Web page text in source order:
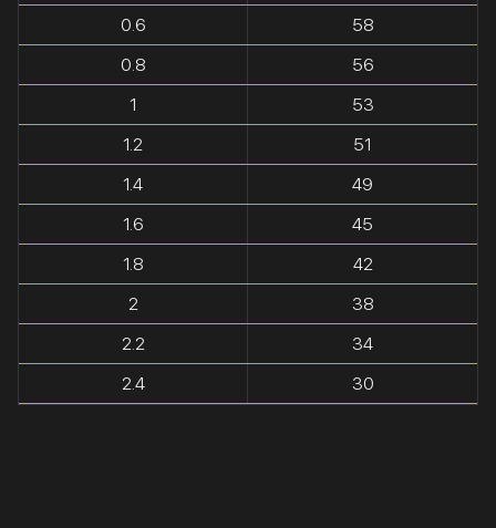
0.6
58
0.8
56
1
53
1.2
51
1.4
49
1.6
45
1.8
42
2
38
2.2
34
2.4
30